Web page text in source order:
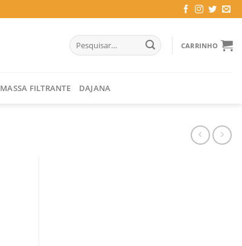
Pesquisar
por:
CARRINHO
MASSA FILTRANTE DAJANA